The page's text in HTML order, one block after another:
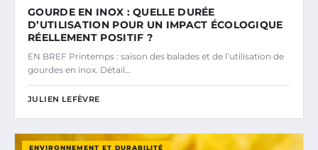
GOURDE EN INOX : QUELLE DURÉE
D’UTILISATION POUR UN IMPACT ÉCOLOGIQUE
RÉELLEMENT POSITIF ?
EN BREF Printemps : saison des balades et de l’utilisation de
gourdes en inox. Détail…
JULIEN LEFÈVRE
ENVIRONNEMENT ET DURABILITÉ